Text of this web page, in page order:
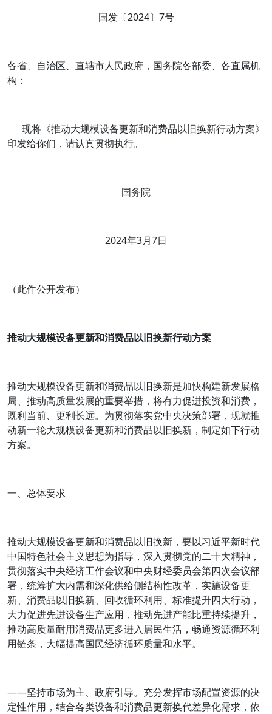
国发〔2024〕7号
各省、自治区、直辖市人民政府，国务院各部委、各直属机
构：
现将《推动大规模设备更新和消费品以旧换新行动方案》
印发给你们，请认真贯彻执行。
国务院
2024年3月7日
（此件公开发布）
推动大规模设备更新和消费品以旧换新行动方案
推动大规模设备更新和消费品以旧换新是加快构建新发展格
局、推动高质量发展的重要举措，将有力促进投资和消费，
既利当前、更利长远。为贯彻落实党中央决策部署，现就推
动新一轮大规模设备更新和消费品以旧换新，制定如下行动
方案。
一、总体要求
推动大规模设备更新和消费品以旧换新，要以习近平新时代
中国特色社会主义思想为指导，深入贯彻党的二十大精神，
贯彻落实中央经济工作会议和中央财经委员会第四次会议部
署，统筹扩大内需和深化供给侧结构性改革，实施设备更
新、消费品以旧换新、回收循环利用、标准提升四大行动，
大力促进先进设备生产应用，推动先进产能比重持续提升，
推动高质量耐用消费品更多进入居民生活，畅通资源循环利
用链条，大幅提高国民经济循环质量和水平。
——坚持市场为主、政府引导。充分发挥市场配置资源的决
定性作用，结合各类设备和消费品更新换代差异化需求，依